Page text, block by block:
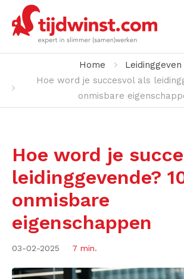
Home
Leidinggeven
Hoe word je succesvol als
onmisbare
Hoe word je
leidinggevende?
onmisbare
eigenschappen
03-02-2025 7 min.